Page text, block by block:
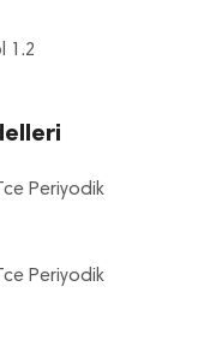
1.2
Periyodik
Periyodik